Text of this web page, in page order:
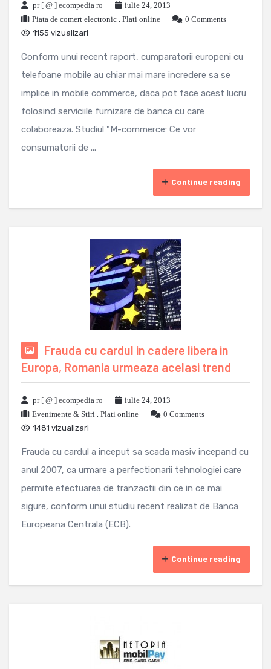
pr [ @ ] ecompedia ro
iulie 24, 2013
Piata de comert electronic , Plati online
0 Comments
1155 vizualizari
Conform unui recent raport, cumparatorii europeni cu
telefoane mobile au chiar mai mare incredere sa se
implice in mobile commerce, daca pot face acest lucru
folosind serviciile furnizare de banca cu care
colaboreaza. Studiul "M-commerce: Ce vor
consumatorii de ...
Continue reading
Frauda cu cardul in cadere libera in
Europa, Romania urmeaza acelasi trend
pr [ @ ] ecompedia ro
iulie 24, 2013
Evenimente & Stiri , Plati online
0 Comments
1481 vizualizari
Frauda cu cardul a inceput sa scada masiv incepand cu
anul 2007, ca urmare a perfectionarii tehnologiei care
permite efectuarea de tranzactii din ce in ce mai
sigure, conform unui studiu recent realizat de Banca
Europeana Centrala (ECB).
Continue reading